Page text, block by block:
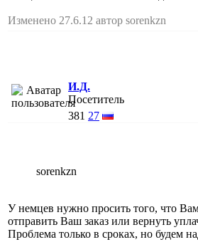
Изменено 27.6.12 автор sorenkzn
И.Д.
Посетитель
381 27
sorenkzn
У немцев нужно просить того, что
отправить Ваш заказ или вернуть
Проблема только в сроках, но будем